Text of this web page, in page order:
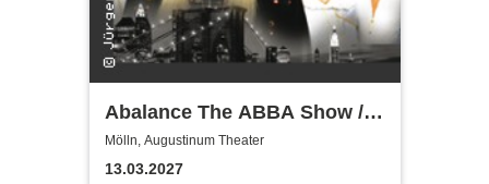
Abalance The ABBA Show /
Revival Show - a tribute to
ABBA
Mölln, Augustinum Theater
13.03.2027